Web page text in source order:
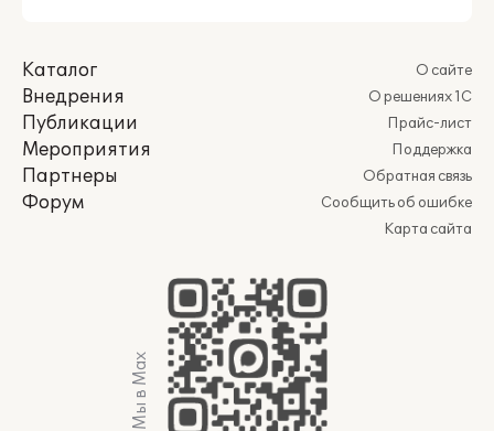
Каталог
Внедрения
Публикации
Мероприятия
Партнеры
Форум
О сайте
О решениях 1С
Прайс-лист
Поддержка
Обратная связь
Сообщить об ошибке
Карта сайта
Мы в Max